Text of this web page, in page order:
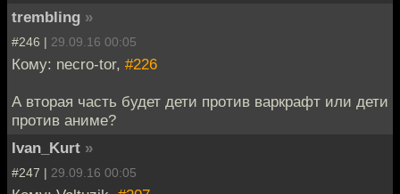
trembling »
#246 | 29.09.16 00:05
Кому: necro-tor, #226
А вторая часть будет дети против варкрафт или дети
против аниме?
Ivan_Kurt »
#247 | 29.09.16 00:05